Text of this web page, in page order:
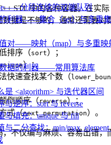
分段连续的双端队列
利器——集合（set）与多重
对——映射（map）与多重映
据的利器——常用算法库
是 <algorithm> 与迭代器区间
与逆序：sort 与 reverse
与填充：unique 与 fill
与二分查找：min/max_element
STL 中的各种容器。在实际
据是不够的，通常还需要对
排序（sort）；
）；
快速查找某个数（
倒顺序（reverse）；
式（next_permutation）。
不仅编写麻烦、容易出错，